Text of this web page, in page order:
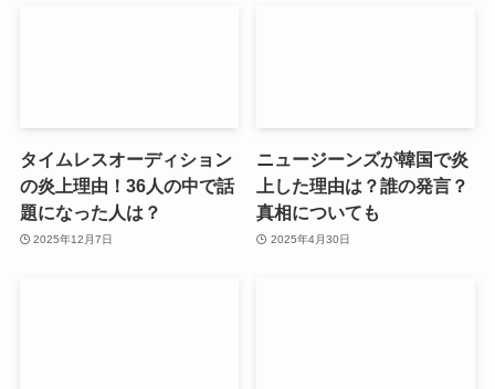
タイムレスオーディション
の炎上理由！36人の中で話
題になった人は？
2025年12月7日
ニュージーンズが韓国で炎
上した理由は？誰の発言？
真相についても
2025年4月30日